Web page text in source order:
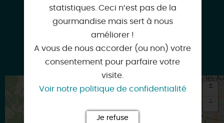
Facebook
+
-
statistiques. Ceci n’est pas de la
gourmandise mais sert à nous
améliorer !
A vous de nous accorder (ou non) votre
consentement pour parfaire votre
visite.
Voir notre politique de confidentialité
Je refuse